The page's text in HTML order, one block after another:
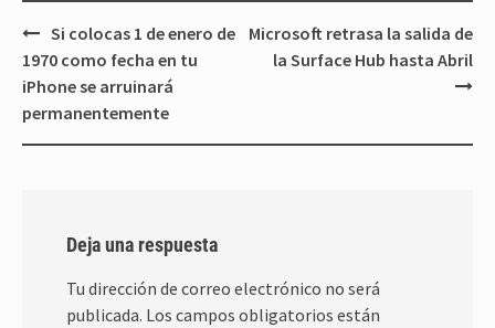
Navegación
de
entradas
Si colocas 1 de enero de
1970 como fecha en tu
iPhone se arruinará
permanentemente
Microsoft retrasa la salida de
la Surface Hub hasta Abril
Deja una respuesta
Tu dirección de correo electrónico no será
publicada. Los campos obligatorios están